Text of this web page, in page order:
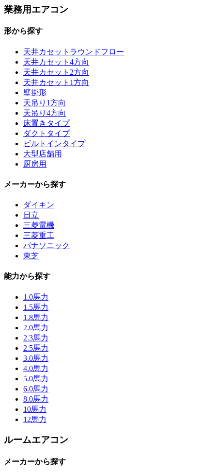
業務用エアコン
形から探す
天井カセットラウンドフロー
天井カセット4方向
天井カセット2方向
天井カセット1方向
壁掛形
天吊り1方向
天吊り4方向
床置きタイプ
ダクトタイプ
ビルトインタイプ
大型店舗用
厨房用
メーカーから探す
ダイキン
日立
三菱電機
三菱重工
パナソニック
東芝
能力から探す
1.0馬力
1.5馬力
1.8馬力
2.0馬力
2.3馬力
2.5馬力
3.0馬力
4.0馬力
5.0馬力
6.0馬力
8.0馬力
10馬力
12馬力
ルームエアコン
メーカーから探す